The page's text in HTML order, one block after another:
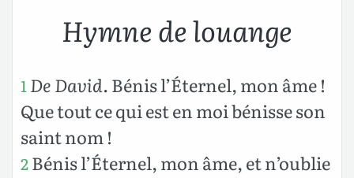
Hymne de louange
1 De David. Bénis l’Éternel, mon âme !
Que tout ce qui est en moi bénisse son
saint nom !
2Bénis l’Éternel, mon âme, et n’oublie